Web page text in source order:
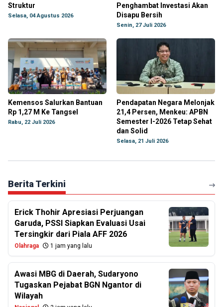
Struktur
Selasa, 04 Agustus 2026
Penghambat Investasi Akan
Disapu Bersih
Senin, 27 Juli 2026
Kemensos Salurkan Bantuan
Rp 1,27 M Ke Tangsel
Rabu, 22 Juli 2026
Pendapatan Negara Melonjak
21,4 Persen, Menkeu: APBN
Semester I-2026 Tetap Sehat
dan Solid
Selasa, 21 Juli 2026
Berita Terkini
Erick Thohir Apresiasi Perjuangan
Garuda, PSSI Siapkan Evaluasi Usai
Tersingkir dari Piala AFF 2026
Olahraga 1 jam yang lalu
Awasi MBG di Daerah, Sudaryono
Tugaskan Pejabat BGN Ngantor di
Wilayah